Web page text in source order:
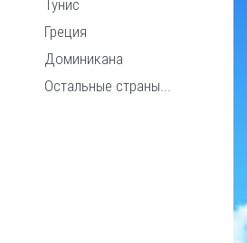
Тунис
Греция
Доминикана
Остальные страны...